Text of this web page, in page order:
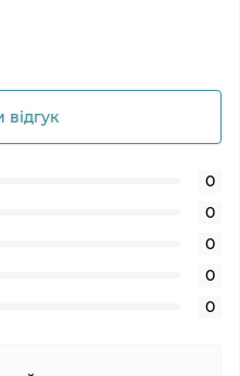
відгук
0
0
0
0
0